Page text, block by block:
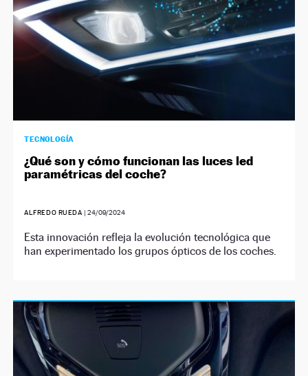
TECNOLOGÍA
¿Qué son y cómo funcionan las luces led
paramétricas del coche?
ALFREDO RUEDA | 24/09/2024
Esta innovación refleja la evolución tecnológica que
han experimentado los grupos ópticos de los coches.